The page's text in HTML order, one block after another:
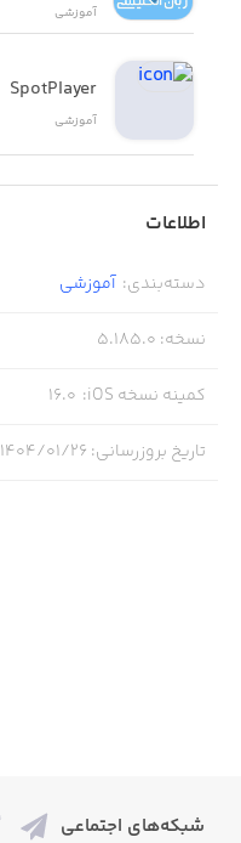
آموزشی
SpotPlayer
آموزشی
اطلاعات
دسته‌بندی: آموزشی
نسخه:
5.185.0
کمینه نسخه iOS :
16.0
تاریخ بروزرسانی: ۱۴۰۴/۰۱/۲۶
شبکه‌های اجتماعی